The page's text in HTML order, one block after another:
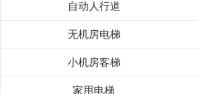
自动人行道
无机房电梯
小机房客梯
家用电梯